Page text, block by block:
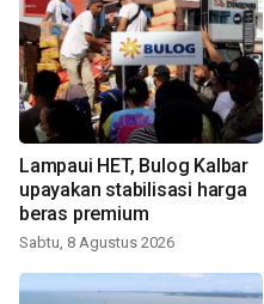
Lampaui HET, Bulog Kalbar
upayakan stabilisasi harga
beras premium
Sabtu, 8 Agustus 2026